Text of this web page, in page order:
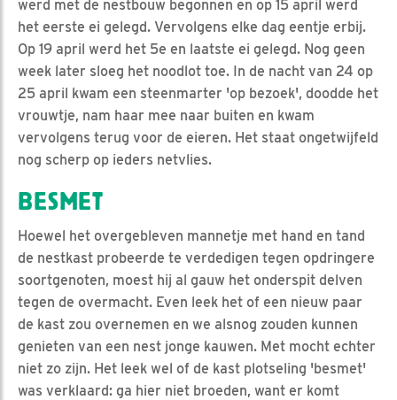
werd met de nestbouw begonnen en op 15 april werd
het eerste ei gelegd. Vervolgens elke dag eentje erbij.
Op 19 april werd het 5e en laatste ei gelegd. Nog geen
week later sloeg het noodlot toe. In de nacht van 24 op
25 april kwam een steenmarter 'op bezoek', doodde het
vrouwtje, nam haar mee naar buiten en kwam
vervolgens terug voor de eieren. Het staat ongetwijfeld
nog scherp op ieders netvlies.
BESMET
Hoewel het overgebleven mannetje met hand en tand
de nestkast probeerde te verdedigen tegen opdringere
soortgenoten, moest hij al gauw het onderspit delven
tegen de overmacht. Even leek het of een nieuw paar
de kast zou overnemen en we alsnog zouden kunnen
genieten van een nest jonge kauwen. Met mocht echter
niet zo zijn. Het leek wel of de kast plotseling 'besmet'
was verklaard: ga hier niet broeden, want er komt